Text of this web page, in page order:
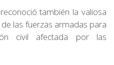
también la valiosa
las fuerzas armadas para
civil afectada por las